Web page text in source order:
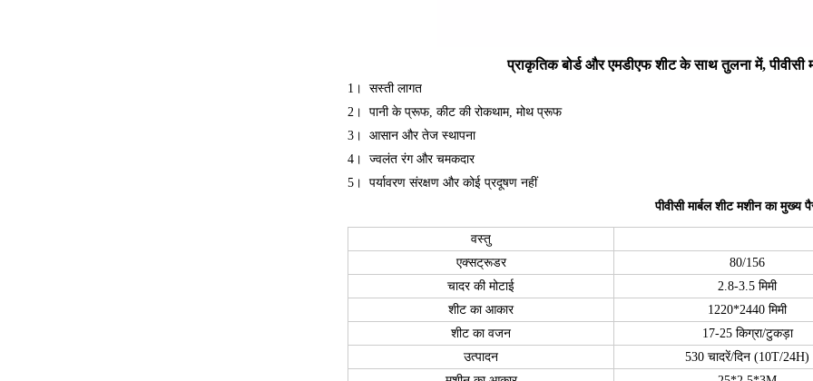
प्राकृतिक बोर्ड और एमडीएफ शीट के साथ तुलना में, पीवीसी
1। सस्ती लागत
2। पानी के प्रूफ, कीट की रोकथाम, मोथ प्रूफ
3। आसान और तेज स्थापना
4। ज्वलंत रंग और चमकदार
5। पर्यावरण संरक्षण और कोई प्रदूषण नहीं
पीवीसी मार्बल शीट मशीन का मुख्य
वस्तु
एक्सट्रूडर
80/156
चादर की मोटाई
2.8-3.5 मिमी
शीट का आकार
1220*2440 मिमी
शीट का वजन
17-25 किग्रा/टुकड़ा
उत्पादन
530 चादरें/दिन (10T/24H)